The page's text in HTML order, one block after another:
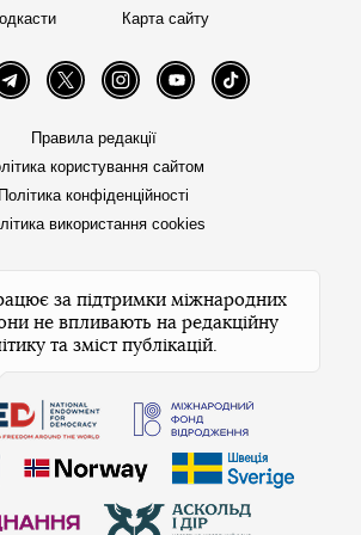
Карта сайту
TelegramTwitter InstagramYouTube TikTok
Правила редакції
користування сайтом
Політика конфіденційності
використання cookies
за підтримки міжнародних
не впливають на редакційну
та зміст публікацій.